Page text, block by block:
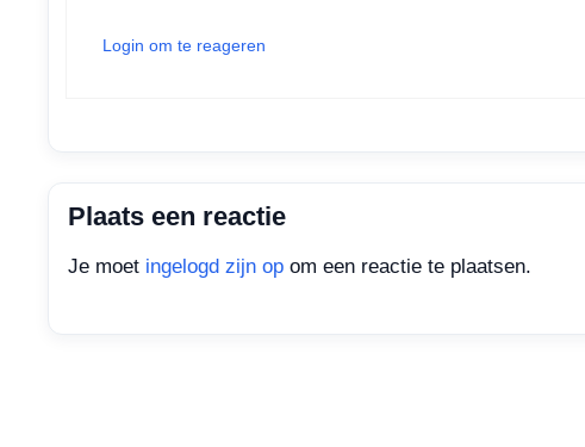
Login om te reageren
Plaats een reactie
Je moet ingelogd zijn op om een reactie te plaatsen.